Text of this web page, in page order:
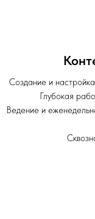
Создание и
Глубокая
Ведение и